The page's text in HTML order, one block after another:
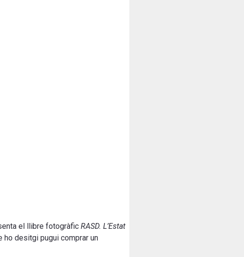
el llibre fotogràfic RASD. L’Estat
ho desitgi pugui comprar un